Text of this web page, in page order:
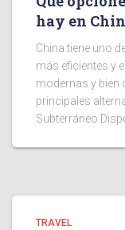
hay en
China tiene uno
más eficientes y
modernas y bien
principales
Subterráneo
TRAVEL